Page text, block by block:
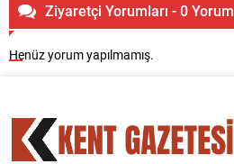
Ziyaretçi Yorumları - 0 Yorum
Henüz yorum yapılmamış.